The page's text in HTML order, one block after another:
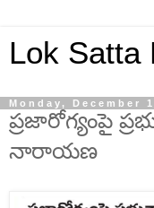
Lok Satta
Monday, December
ప్రజారోగ్యంపై
నారాయణ